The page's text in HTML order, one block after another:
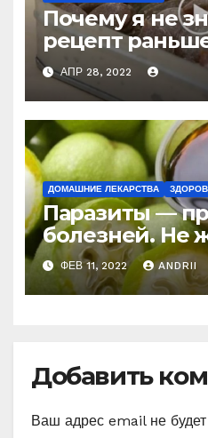
Почему я не
рецепт
никогда не
лекарство от
АПР 28, 2022
ДОМАШНИЕ ЛЕКАРСТВА
Паразиты —
болезней. Не
боритесь с
сейчас
ФЕВ 11, 2022 ANDRII
Добавить
Ваш адрес email не будет